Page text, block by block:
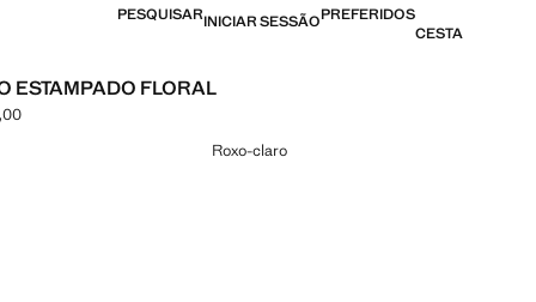
PESQUISARINICIAR SESSÃOPREFERIDOS
CESTA
ESTAMPADO FLORAL
42 990,00 ]
cor
Roxo-claro